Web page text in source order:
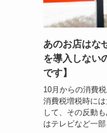
あのお店はな
を導入しない
です】
10月からの消費
消費税増税時に
して、その反動
はテレビなど一